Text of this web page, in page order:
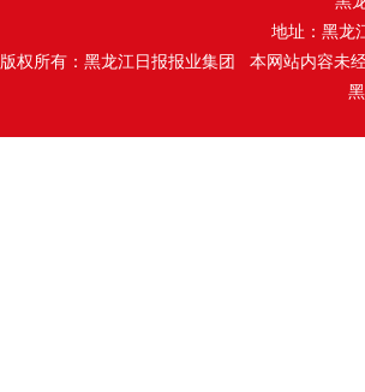
地址：黑龙
版权所有：黑龙江日报报业集团 本网站内容未